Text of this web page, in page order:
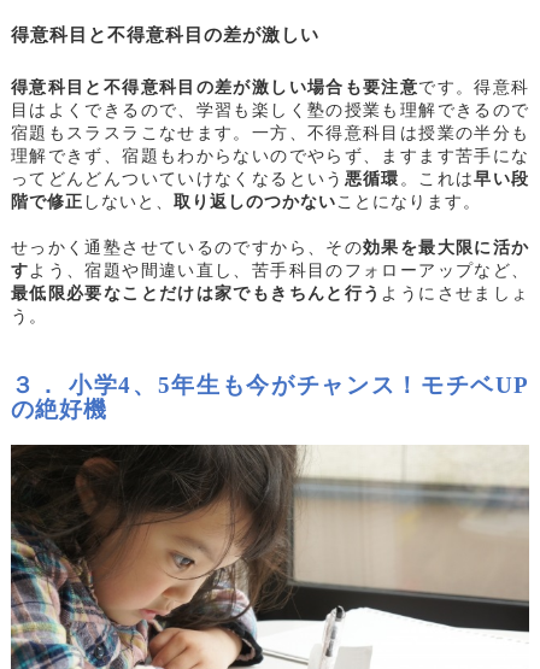
得意科目と不得意科目の差が激しい
得意科目と不得意科目の差が激しい場合も要注意です。得意科
目はよくできるので、学習も楽しく塾の授業も理解できるので
宿題もスラスラこなせます。一方、不得意科目は授業の半分も
理解できず、宿題もわからないのでやらず、ますます苦手にな
ってどんどんついていけなくなるという 悪循環 。これは早い段
階で修正 しないと、 取り返しのつかない ことになります。
せっかく通塾させているのですから、その効果を最大限に活か
す よう、宿題や間違い直し、苦手科目のフォローアップなど、
最低限必要なことだけは家でもきちんと行う ようにさせましょ
う。
３． 小学4、5年生も今がチャンス！モチベUP
の絶好機